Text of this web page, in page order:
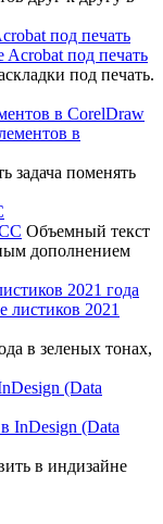
под печать
под печать.
в CorelDraw
задача поменять
Объемный текст
дополнением
2021 года
в зеленых тонах,
(Data
в индизайне